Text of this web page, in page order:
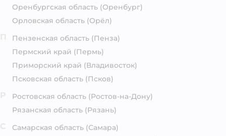
Оренбургская область (Оренбург)
Орловская область (Орёл)
Пензенская область (Пенза)
Пермский край (Пермь)
Приморский край (Владивосток)
Псковская область (Псков)
Ростовская область (Ростов-на-Дону)
Рязанская область (Рязань)
Самарская область (Самара)